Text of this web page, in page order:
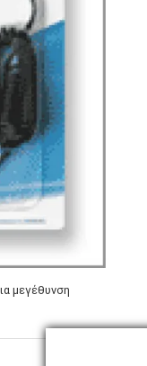
μεγέθυνση